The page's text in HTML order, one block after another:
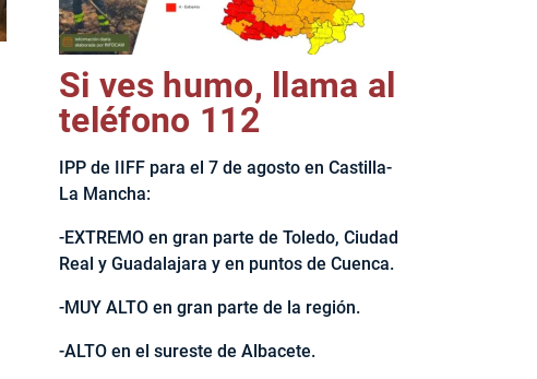
Si ves humo, llama al
teléfono 112
IPP de IIFF para el 7 de agosto en Castilla-
La Mancha:
-EXTREMO en gran parte de Toledo, Ciudad
Real y Guadalajara y en puntos de Cuenca.
-MUY ALTO en gran parte de la región.
-ALTO en el sureste de Albacete.